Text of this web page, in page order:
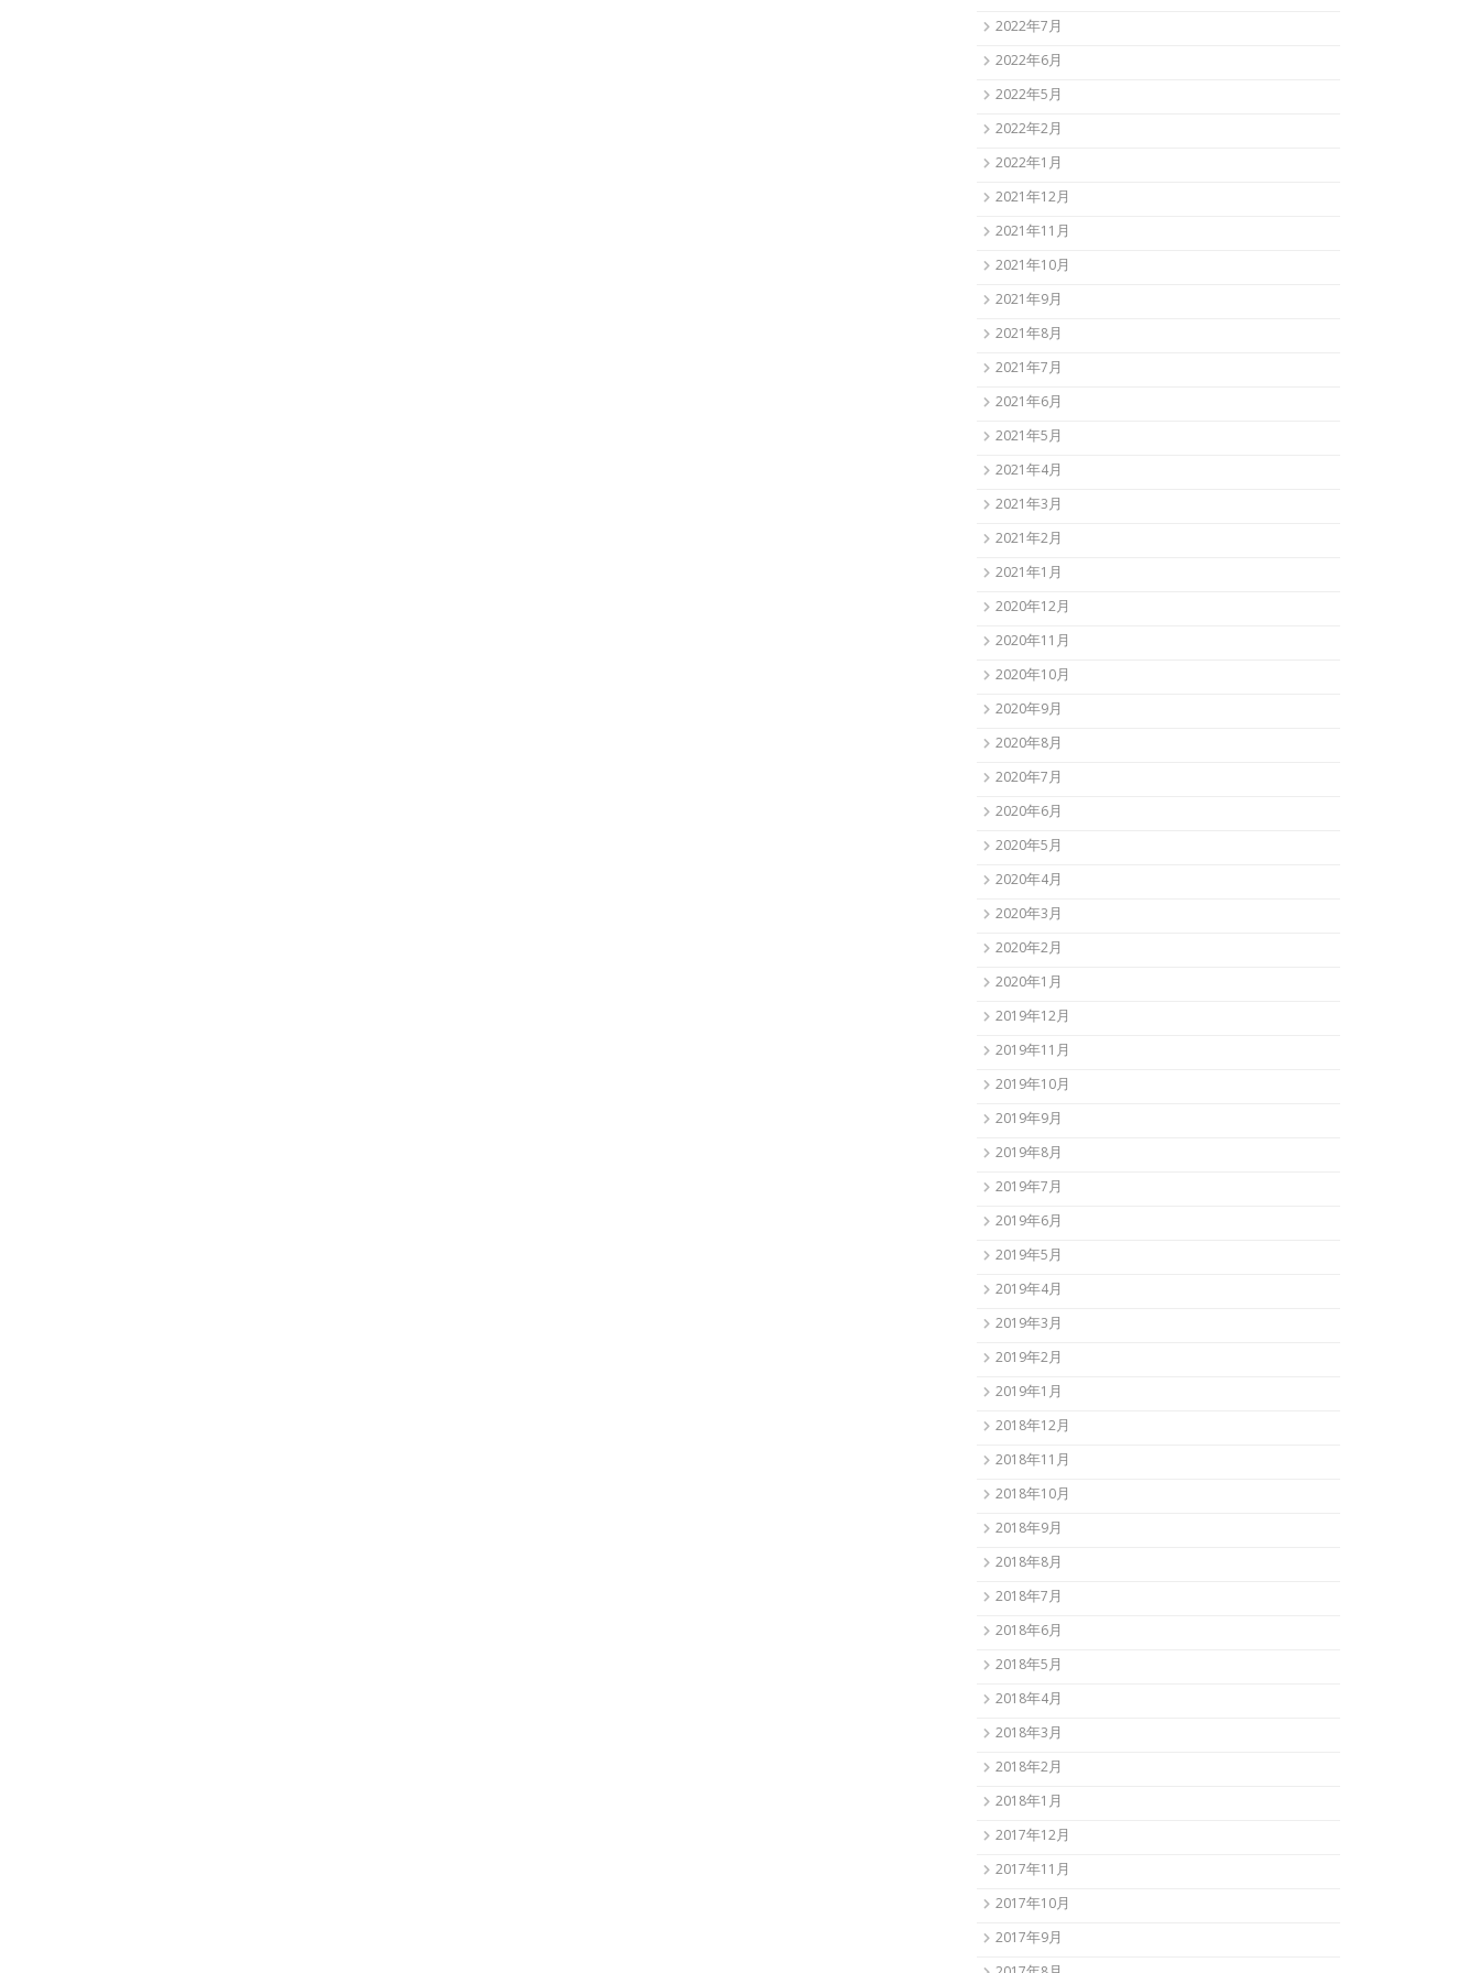
2022年7月
2022年6月
2022年5月
2022年2月
2022年1月
2021年12月
2021年11月
2021年10月
2021年9月
2021年8月
2021年7月
2021年6月
2021年5月
2021年4月
2021年3月
2021年2月
2021年1月
2020年12月
2020年11月
2020年10月
2020年9月
2020年8月
2020年7月
2020年6月
2020年5月
2020年4月
2020年3月
2020年2月
2020年1月
2019年12月
2019年11月
2019年10月
2019年9月
2019年8月
2019年7月
2019年6月
2019年5月
2019年4月
2019年3月
2019年2月
2019年1月
2018年12月
2018年11月
2018年10月
2018年9月
2018年8月
2018年7月
2018年6月
2018年5月
2018年4月
2018年3月
2018年2月
2018年1月
2017年12月
2017年11月
2017年10月
2017年9月